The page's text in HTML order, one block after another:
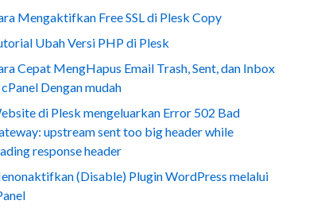
Mengaktifkan Free SSL di Plesk Copy
Ubah Versi PHP di Plesk
Cepat MengHapus Email Trash, Sent, dan Inbox
Dengan mudah
di Plesk mengeluarkan Error 502 Bad
upstream sent too big header while
response header
(Disable) Plugin WordPress melalui